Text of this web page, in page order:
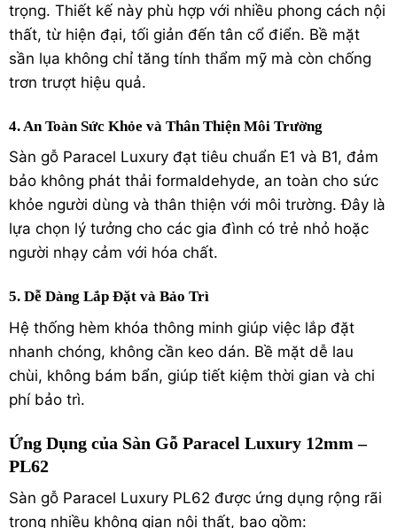
trọng. Thiết kế này phù hợp với nhiều phong cách nội
thất, từ hiện đại, tối giản đến tân cổ điển. Bề mặt
sần lụa không chỉ tăng tính thẩm mỹ mà còn chống
trơn trượt hiệu quả.
4. An Toàn Sức Khỏe và Thân Thiện Môi Trường
Sàn gỗ Paracel Luxury đạt tiêu chuẩn E1 và B1, đảm
bảo không phát thải formaldehyde, an toàn cho sức
khỏe người dùng và thân thiện với môi trường. Đây là
lựa chọn lý tưởng cho các gia đình có trẻ nhỏ hoặc
người nhạy cảm với hóa chất.
5. Dễ Dàng Lắp Đặt và Bảo Trì
Hệ thống hèm khóa thông minh giúp việc lắp đặt
nhanh chóng, không cần keo dán. Bề mặt dễ lau
chùi, không bám bẩn, giúp tiết kiệm thời gian và chi
phí bảo trì.
Ứng Dụng của Sàn Gỗ Paracel Luxury 12mm –
PL62
Sàn gỗ Paracel Luxury PL62 được ứng dụng rộng rãi
trong nhiều không gian nội thất, bao gồm: